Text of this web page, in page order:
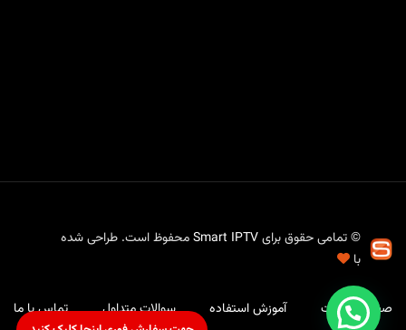
© تمامی حقوق برایSmart IPTVمحفوظ است. طراحی شده
با
صفحه نخست آموزش استفاده سوالات متداول تماس با ما